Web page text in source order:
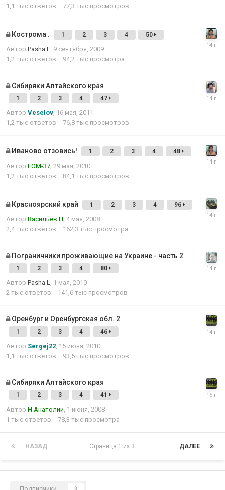
1,1 тыс ответов 77,3 тыс просмотров
Кострома . 1 2 3 4 50
Автор Pasha L
9 сентября, 2009
1,2 тыс ответов 94,2 тыс просмотра
Сибиряки Алтайского края
1 2 3 4 47
Автор Veselov 16 мая, 2011
1,2 тыс ответов 76,8 тыс просмотров
Иваново отзовись! 1 2 3 4 48
Автор LOM-37 29 мая, 2010
1,2 тыс ответов 84,1 тыс просмотров
Красноярский край 1 2 3 4 96
Автор Васильев Н 4 мая, 2008
2,4 тыс ответов 162,3 тыс просмотра
Пограничники проживающие на Украине - часть 2
1 2 3 4 80
Автор Pasha L
1 мая, 2010
2 тыс ответов 141,6 тыс просмотров
Оренбург и Оренбургская обл. 2
1 2 3 4 46
Автор Sergej22 15 июня, 2010
1,1 тыс ответов 93,5 тыс просмотров
Сибиряки Алтайского края
1 2 3 4 41
Автор Н.Анатолий 1 июня, 2008
1 тыс ответов 78,3 тыс просмотра
НАЗАД ДАЛЕЕ
Страница 1 из 3
Подписчики 0